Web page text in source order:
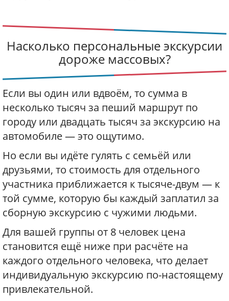
Насколько персональные экскурсии
дороже массовых?
Если вы один или вдвоём, то сумма в
несколько тысяч за пеший маршрут по
городу или двадцать тысяч за экскурсию на
автомобиле — это ощутимо.
Но если вы идёте гулять с семьёй или
друзьями, то стоимость для отдельного
участника приближается к тысяче-двум — к
той сумме, которую бы каждый заплатил за
сборную экскурсию с чужими людьми.
Для вашей группы от 8 человек цена
становится ещё ниже при расчёте на
каждого отдельного человека, что делает
индивидуальную экскурсию по-настоящему
привлекательной.